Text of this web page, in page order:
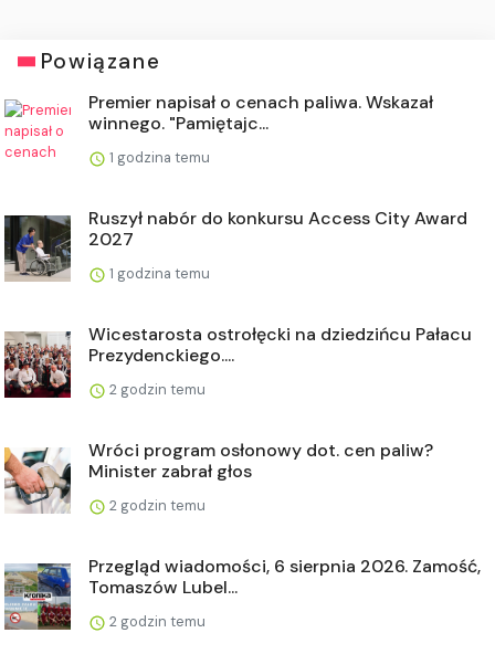
Powiązane
Premier napisał o cenach paliwa. Wskazał
winnego. "Pamiętajc...
1 godzina temu
Ruszył nabór do konkursu Access City Award
2027
1 godzina temu
Wicestarosta ostrołęcki na dziedzińcu Pałacu
Prezydenckiego....
2 godzin temu
Wróci program osłonowy dot. cen paliw?
Minister zabrał głos
2 godzin temu
Przegląd wiadomości, 6 sierpnia 2026. Zamość,
Tomaszów Lubel...
2 godzin temu